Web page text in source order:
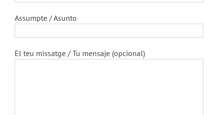
Assumpte / Asunto
El teu missatge / Tu mensaje (opcional)